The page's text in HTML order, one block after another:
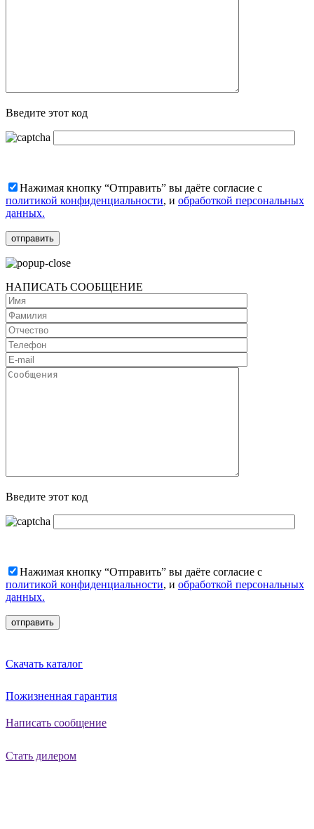
Введите этот код
Нажимая кнопку “Отправить” вы даёте согласие с
политикой конфиденциальности, и обработкой персональных
данных.
НАПИСАТЬ СООБЩЕНИЕ
Введите этот код
Нажимая кнопку “Отправить” вы даёте согласие с
политикой конфиденциальности, и обработкой персональных
данных.
Скачать каталог
Пожизненная гарантия
Написать сообщение
Стать дилером